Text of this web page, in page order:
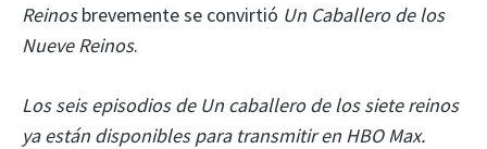
Reinosbrevemente se convirtió Un Caballero de los
Nueve Reinos.
Los seis episodios de Un caballero de los siete reinos
ya están disponibles para transmitir en HBO Max.